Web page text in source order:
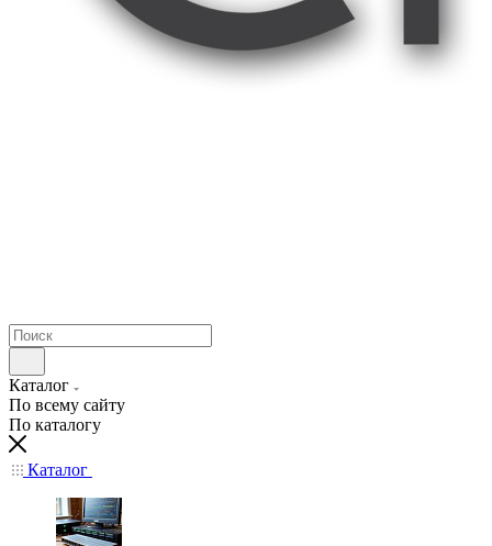
Каталог
По всему сайту
По каталогу
Каталог